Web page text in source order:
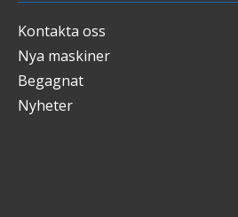
Kontakta oss
Nya maskiner
Begagnat
Nyheter